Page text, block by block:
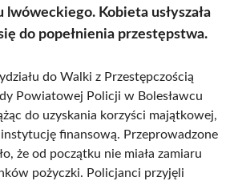
Kobieta usłyszała
do popełnienia przestępstwa.
do Walki z Przestępczością
Powiatowej Policji w Bolesławcu
do uzyskania korzyści majątkowej,
finansową. Przeprowadzone
że od początku nie miała zamiaru
pożyczki. Policjanci przyjęli